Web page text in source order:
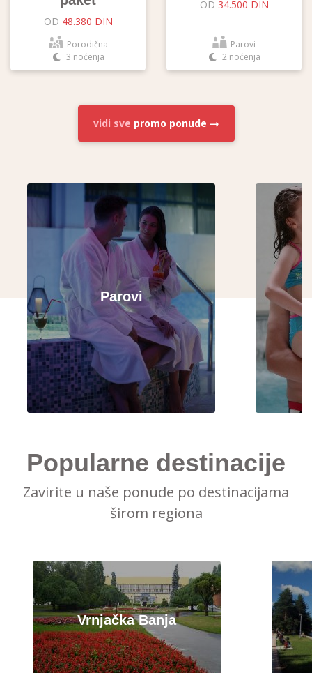
OD 48.380 DIN
Porodična
3 noćenja
OD 34.500 DIN
Parovi
2 noćenja
vidi sve promo ponude
Parovi
Popularne destinacije
Zavirite u naše ponude po destinacijama
širom regiona
Vrnjačka Banja